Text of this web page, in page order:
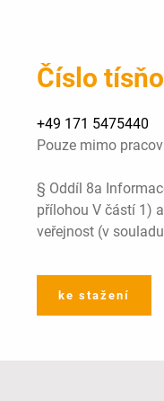
Číslo
+49 171 5475440
Pouze mimo
§ Oddíl 8a
přílohou V částí 1)
veřejnost (v
ke stažení